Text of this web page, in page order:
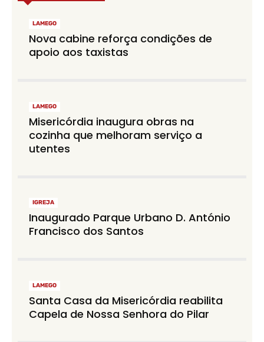
LAMEGO
Nova cabine reforça condições de
apoio aos taxistas
LAMEGO
Misericórdia inaugura obras na
cozinha que melhoram serviço a
utentes
IGREJA
Inaugurado Parque Urbano D. António
Francisco dos Santos
LAMEGO
Santa Casa da Misericórdia reabilita
Capela de Nossa Senhora do Pilar